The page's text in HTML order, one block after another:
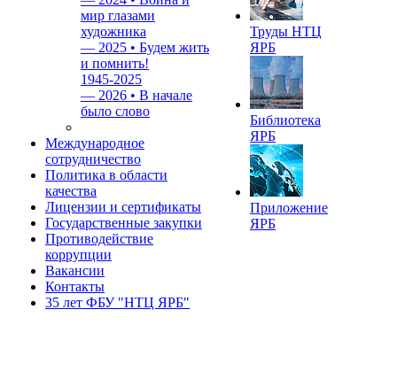
мир глазами
художника
— 2025 • Будем жить
и помнить!
1945-2025
— 2026 • В начале
было слово
Международное
сотрудничество
Политика в области
качества
Лицензии и сертификаты
Государственные закупки
Противодействие
коррупции
Вакансии
Контакты
35 лет ФБУ "НТЦ ЯРБ"
Труды НТЦ
ЯРБ
Библиотека
ЯРБ
Приложение
ЯРБ